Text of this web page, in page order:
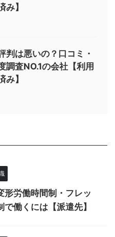
み】
判は悪いの？口コミ・
調査NO.1の会社【利用
み】
形労働時間制・フレッ
で働くには【派遣先】